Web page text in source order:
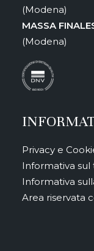
(Modena)
MASSA
(Modena)
Privacy e
Informativa
Informativa
Area riservata